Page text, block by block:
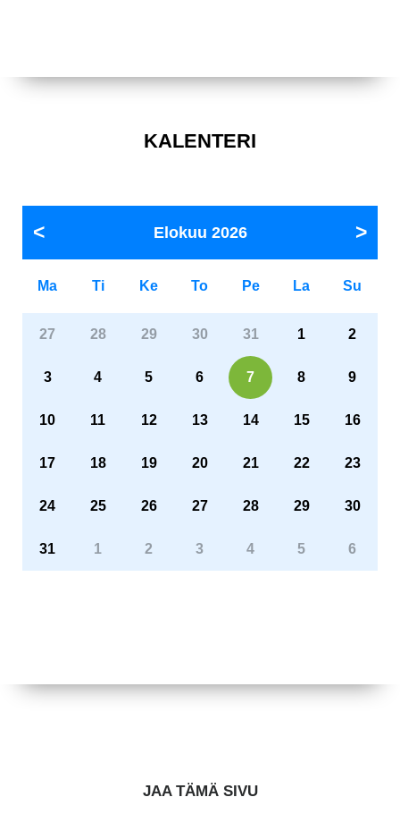
KALENTERI
Elokuu 2026
Ma Ti Ke To Pe La Su
27 28 29 30 31 1 2
3 4 5 6 7 8 9
10 11 12 13 14 15 16
17 18 19 20 21 22 23
24 25 26 27 28 29 30
31 1 2 3 4 5 6
JAA TÄMÄ SIVU